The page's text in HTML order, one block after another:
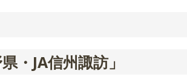
・JA信州諏訪」